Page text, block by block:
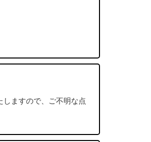
ますので、ご不明な点